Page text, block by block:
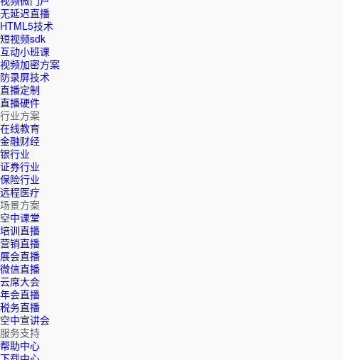
无延迟直播
HTML5技术
短视频sdk
互动小班课
视频加密方案
防录屏技术
直播定制
直播硬件
行业方案
在线教育
金融财经
银行业
证券行业
保险行业
远程医疗
场景方案
空中课堂
培训直播
营销直播
展会直播
微信直播
云席大会
年会直播
税务直播
空中宣讲会
服务支持
帮助中心